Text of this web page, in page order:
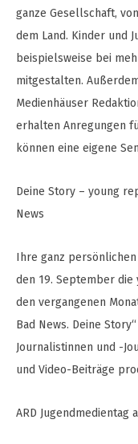
ganze Gesellschaft,
dem Land. Kinder und
beispielsweise bei
mitgestalten.
Medienhäuser
erhalten Anregungen
können eine eigene
Deine Story – young
News
Ihre ganz
den 19. September die
den vergangenen
Bad News. Deine
Journalistinnen und -
und Video-Beiträge
ARD Jugendmedientag